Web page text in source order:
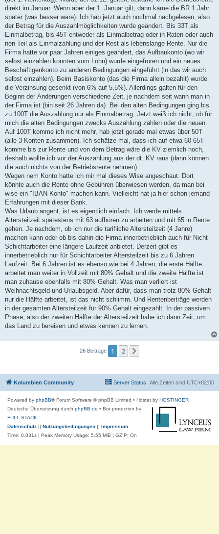
direkt im Januar. Wenn aber der 1. Januar gilt, dann käme die BR 1 Jahr
später (was besser wäre). Ich hab jetzt auch nochmal nachgelesen, also
der Betrag für die Auszahlmöglichkeiten wurde geändert. Bis 33T als
Einmalbetrag, bis 45T entweder als Einmalbetrag oder in Raten oder auch
nen Teil als Einmalzahlung und der Rest als lebenslange Rente. Nur die
Firma hatte vor paar Jahren einiges geändert, das Aufbaukonto (wo wir
selbst einzahlen konnten vom Lohn) wurde eingefroren und ein neues
Beschäftigenkonto zu anderen Bedingungen eingeführt (in das wir auch
selbst einzahlen). Beim Basiskonto (das die Firma allein bezahlt) wurde
die Verzinsung gesenkt (von 6% auf 5,5%). Allerdings galten für den
Beginn der Änderungen verschiedene Zeit, je nachdem seit wann man in
der Firma ist (bin seit 26 Jahren da). Bei den alten Bedingungen ging bis
zu 100T die Auszahlung nur als Einmalbetrag. Jetzt weiß ich nicht, ob für
mich die alten Bedingungen zwecks Auszahlung zählen oder die neuen.
Auf 100T komme ich nicht mehr, hab jetzt gerade mal etwas über 50T
(alle 3 Konten zusammen). Ich schätze mal, dass ich auf etwa 60-65T
komme bis zur Rente und von dem Betrag wäre die KV ziemlich hoch,
deshalb wollte ich vor der Auszahlung aus der dt. KV raus (dann können
die auch nichts von der Betriebsrente nehmen).
Wegen nem Konto hatte ich mir mal dieses Wise angeschaut. Dort
könnte auch die Rente ohne Gebühren überwiesen werden, da man bei
wise ein "IBAN Konto" machen kann. Vielleicht hat ja hier schon jemand
Erfahrungen mit dieser Bank.
Was Urlaub angeht, ist es eigentlich einfach. Ich werde mittels
Altersteilzeit spätestens mit 63 aufhören zu arbeiten und mit 65 in Rente
gehen. Je nachdem, ob ich nur die tarifliche Altersteilzeit (4 Jahre)
machen kann oder ob bis dahin die Firma innerbetrieblich auch für Nicht-
Schichtarbeiter eine längere Laufzeit anbietet. Derzeit gibt es
innerbetrieblich nur für Schichtarbeiter Altersteilzeit bis zu 6 Jahren
Laufzeit. Bei 6 Jahren ist es ebenso wie bei 4 Jahren, die erste Hälfte
arbeitet man weiter in Vollzeit mit 80% Gehalt und die zweite Hälfte ist
man zuhause ebenfalls mit 80% Gehalt. Was man verliert ist
Weihnachtsgeld und Urlaubsgeld. Aber dafür, dass man trotz 80% Gehalt
nur die Hälfte arbeitet, ist das nicht schlimm. Und Rentenbeiträge werden
in der gesamten Altersteilzeit für 90% Gehalt eingezahlt. In der passiven
Phase, also der zweiten Hälfte der Altersteilzeit habe ich dann Zeit, um
das Land zu bereisen und etwas kennen zu lernen.
26 Beiträge 1 2
Kolumbien Community Alle Zeiten sind UTC+02:00
Server Status
Powered by phpBB® Forum Software © phpBB Limited • Hostet by HOSTINGER
Deutsche Übersetzung durch phpBB.de • Bot protection by
FULL-STACK
Datenschutz || Nutzungsbedingungen || Impressum
Time: 0.031s | Peak Memory Usage: 5.55 MiB | GZIP: On